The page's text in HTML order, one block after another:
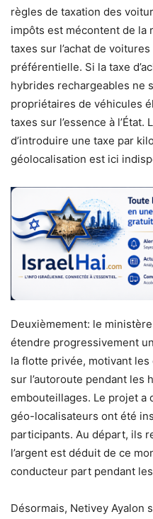
règles de taxation des
impôts est mécontent de la
taxes sur l’achat de
préférentielle. Si la taxe
hybrides rechargeables ne
propriétaires de véhicules
taxes sur l’essence à
d’introduire une taxe par
géolocalisation est ici
Deuxièmement: le
étendre progressivement
la flotte privée, motivant
sur l’autoroute pendant les
embouteillages. Le projet a
géo-localisateurs ont été
participants. Au départ, ils
l’argent est déduit de ce
conducteur part pendant
Désormais, Netivey Ayalon